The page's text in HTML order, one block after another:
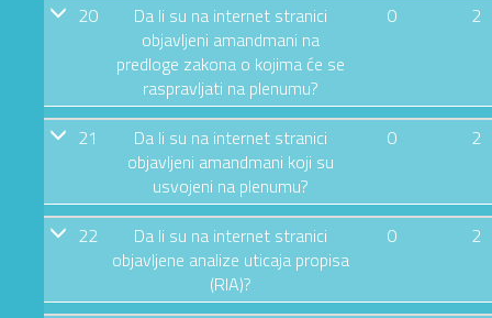
20
Da li su na internet stranici
objavljeni amandmani na
predloge zakona o kojima će se
raspravljati na plenumu?
0 2
21
Da li su na internet stranici
objavljeni amandmani koji su
usvojeni na plenumu?
0 2
22
Da li su na internet stranici
objavljene analize uticaja propisa
(RIA)?
0 2